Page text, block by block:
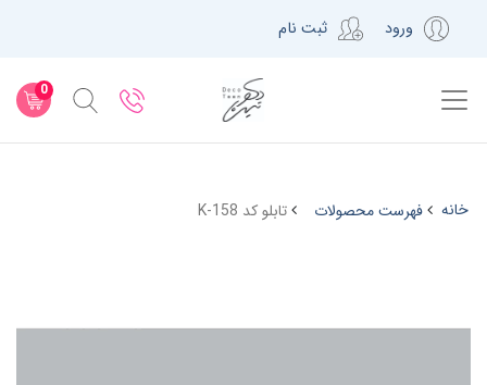
ورود ثبت نام
0
خانه فهرست محصولات تابلو کد K-158